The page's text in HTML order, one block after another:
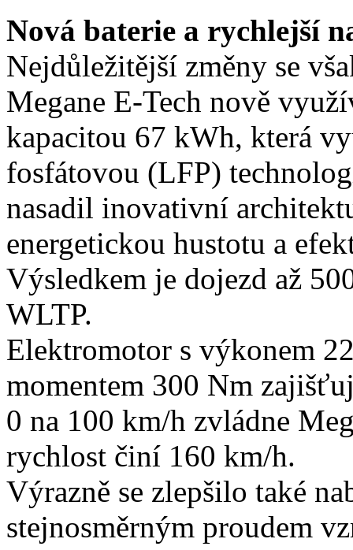
Nová baterie a rychlejší
Nejdůležitější změny se
Megane E-Tech nově
kapacitou 67 kWh, která
fosfátovou (LFP)
nasadil inovativní
energetickou hustotu a
Výsledkem je dojezd až
WLTP.
Elektromotor s výkonem
momentem 300 Nm
0 na 100 km/h zvládne
rychlost činí 160 km/h.
Výrazně se zlepšilo také
stejnosměrným proudem